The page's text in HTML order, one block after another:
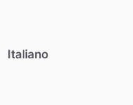
Italiano